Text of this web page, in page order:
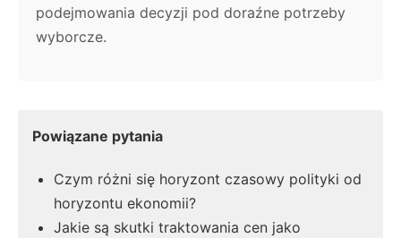
podejmowania decyzji pod doraźne potrzeby
wyborcze.
Powiązane pytania
Czym różni się horyzont czasowy polityki od
horyzontu ekonomii?
Jakie są skutki traktowania cen jako